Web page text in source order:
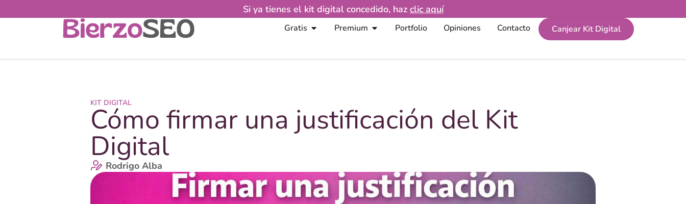
Si ya tienes el kit digital concedido, haz clic aquí
Gratis Premium Portfolio Opiniones Contacto Canjear Kit Digital
KIT DIGITAL
Cómo firmar una justificación del Kit
Digital
Rodrigo Alba